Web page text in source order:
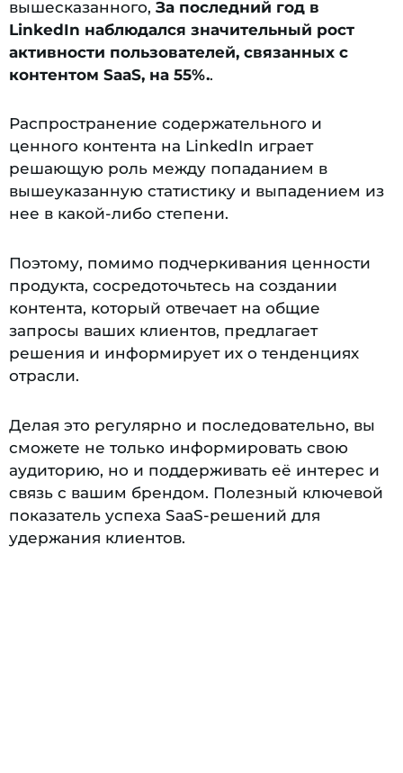
вышесказанного, За последний год в
LinkedIn наблюдался значительный рост
активности пользователей, связанных с
контентом SaaS, на 55%..
Распространение содержательного и
ценного контента на LinkedIn играет
решающую роль между попаданием в
вышеуказанную статистику и выпадением из
нее в какой-либо степени.
Поэтому, помимо подчеркивания ценности
продукта, сосредоточьтесь на создании
контента, который отвечает на общие
запросы ваших клиентов, предлагает
решения и информирует их о тенденциях
отрасли.
Делая это регулярно и последовательно, вы
сможете не только информировать свою
аудиторию, но и поддерживать её интерес и
связь с вашим брендом. Полезный ключевой
показатель успеха SaaS-решений для
удержания клиентов.